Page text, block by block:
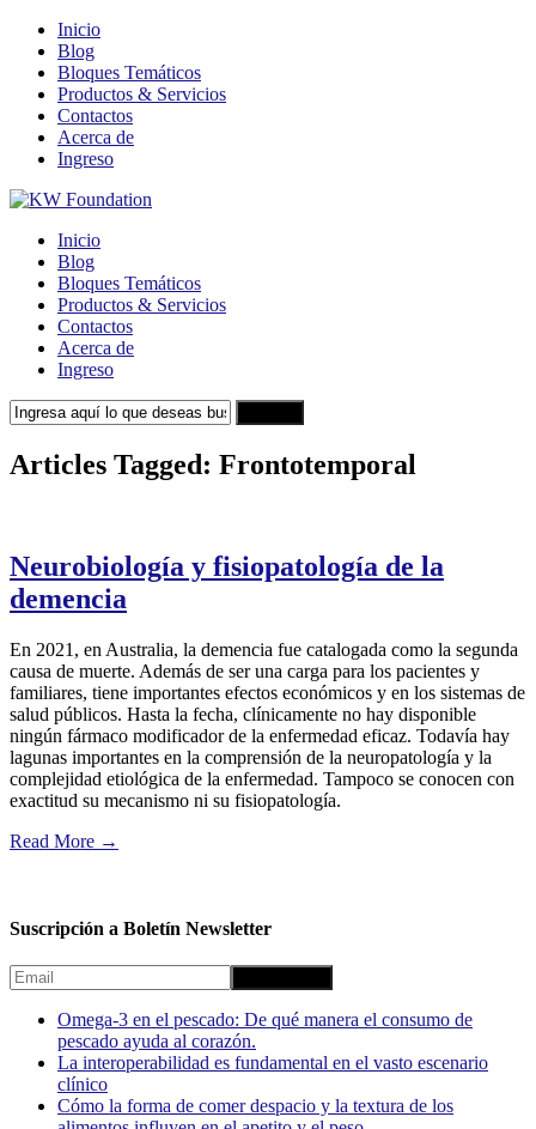
Inicio
Blog
Bloques Temáticos
Productos & Servicios
Contactos
Acerca de
Ingreso
Inicio
Blog
Bloques Temáticos
Productos & Servicios
Contactos
Acerca de
Ingreso
Articles Tagged: Frontotemporal
Neurobiología y fisiopatología de la
demencia
En 2021, en Australia, la demencia fue catalogada como la segunda
causa de muerte. Además de ser una carga para los pacientes y
familiares, tiene importantes efectos económicos y en los sistemas de
salud públicos. Hasta la fecha, clínicamente no hay disponible
ningún fármaco modificador de la enfermedad eficaz. Todavía hay
lagunas importantes en la comprensión de la neuropatología y la
complejidad etiológica de la enfermedad. Tampoco se conocen con
exactitud su mecanismo ni su fisiopatología.
Read More →
Suscripción a Boletín Newsletter
Omega-3 en el pescado: De qué manera el consumo de
pescado ayuda al corazón.
La interoperabilidad es fundamental en el vasto escenario
clínico
Cómo la forma de comer despacio y la textura de los